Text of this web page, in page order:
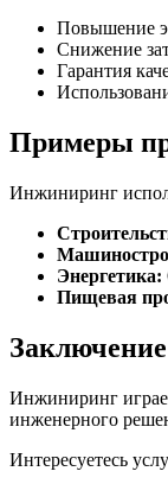
Повышение
Снижение
Гарантия
Примеры
Инжиниринг
Энергетика:
Пищевая
Заключение
Инжиниринг
инженерного
Интересуетесь